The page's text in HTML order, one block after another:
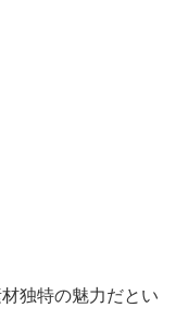
独特の魅力だとい